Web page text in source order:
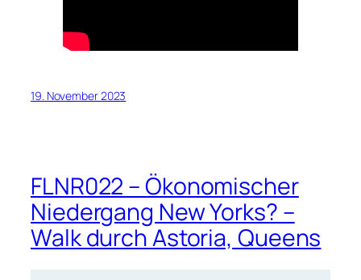
19. November 2023
FLNR022 – Ökonomischer
Niedergang New Yorks? –
Walk durch Astoria, Queens